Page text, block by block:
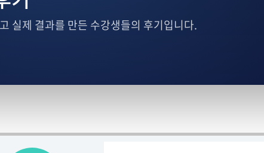
실제 결과를 만든 수강생들의 후기입니다.